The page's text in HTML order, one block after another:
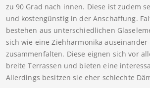
zu 90 Grad nach innen. Diese ist zudem
und kostengünstig in der Anschaffung.
bestehen aus unterschiedlichen
sich wie eine Ziehharmonika
zusammenfalten. Diese eignen sich vor
breite Terrassen und bieten eine
Allerdings besitzen sie eher schlechte